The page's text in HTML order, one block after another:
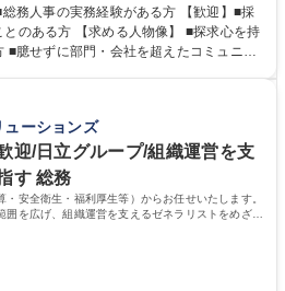
および
中期経営計画および予算等の管理 ■設備
議の運営 ■その他総務人事業務全般 【入
グループ/年休124日
務人事の実務経験がある方 【歓迎】■採
物像】 ■探求心を持
■臆せずに部門・会社を超えたコミュニケ
を持って能動的に業務を推進できる方 学
短大 専修学校 高校 語学力： 資格：
ューションズ
迎/日立グループ/組織運営を支
す 総務
安全衛生・福利厚生等）からお任せいたします。
を広げ、組織運営を支えるゼネラリストをめざせ